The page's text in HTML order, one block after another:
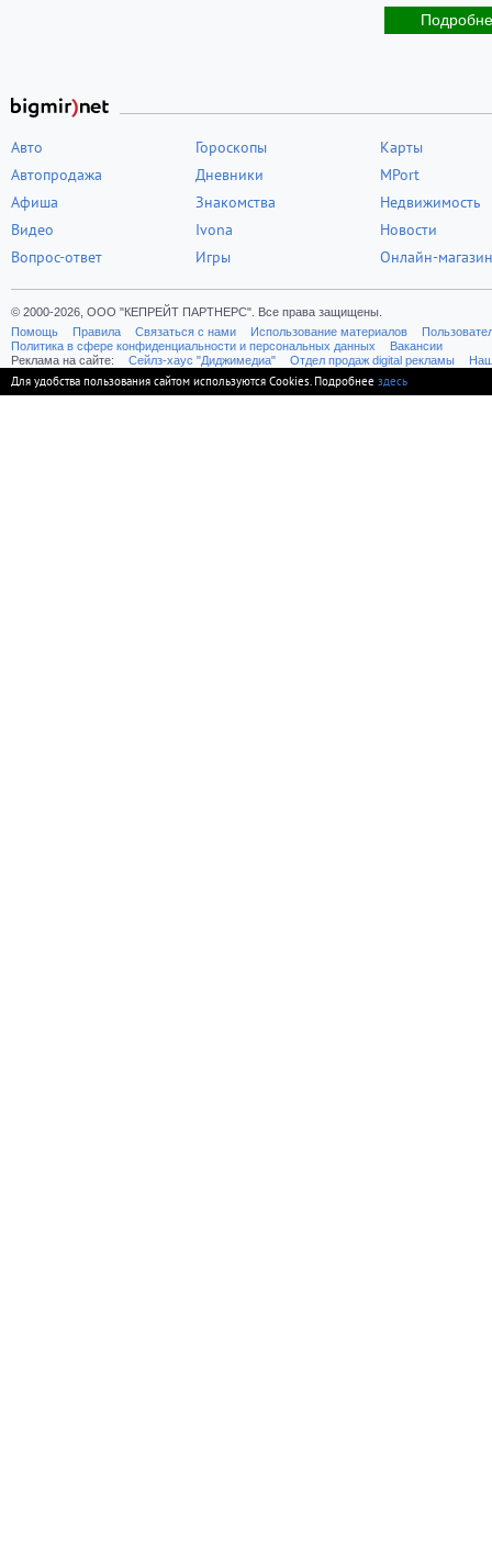
Авто
Автопродажа
Афиша
Видео
Вопрос-ответ
Гороскопы
Дневники
Знакомства
Ivona
Игры
Карты
MPort
Недвижимость
Новости
Онлайн-магазин
© 2000-2026, ООО "КЕПРЕЙТ ПАРТНЕРС". Все права защищены.
Помощь
Правила Связаться с нами Использование материалов
Политика в сфере конфиденциальности и персональных данных
Вакансии
Реклама на сайте:
Cейлз-хаус "Диджимедиа" Отдел продаж digital рекламы
Для удобства пользования сайтом используются Cookies. Подробнее здесь